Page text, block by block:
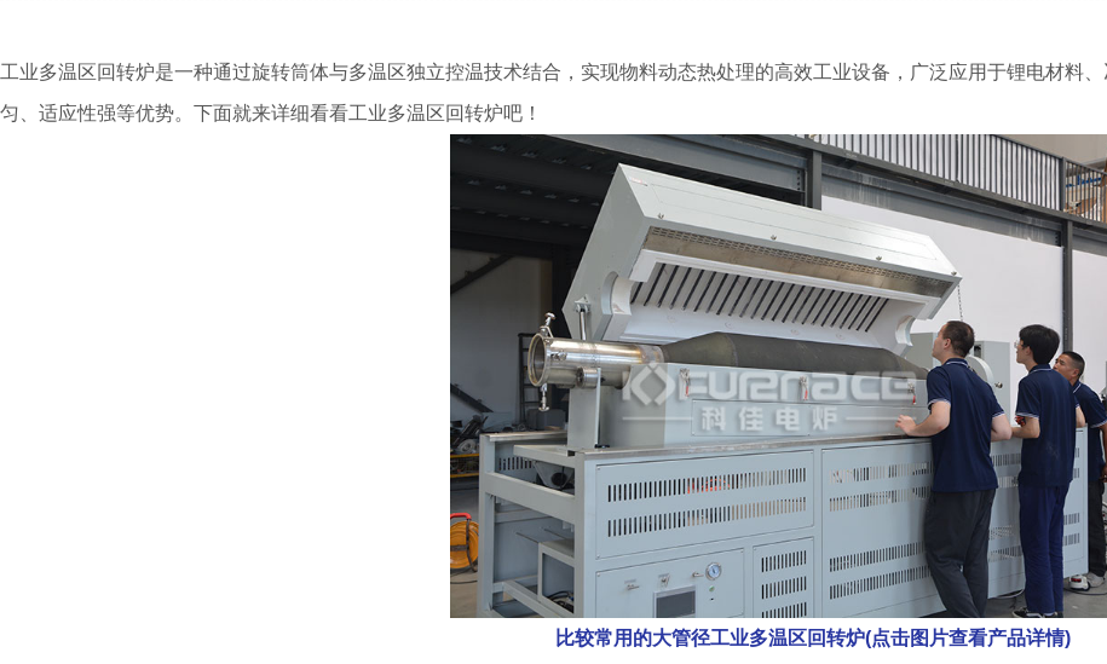
工业多温区回转炉是一种通过旋转筒体与多温区独立控温技术结合，实现物料动态热处理的高效工业设备，广泛应用于锂电材料
匀、适应性强等优势。下面就来详细看看工业多温区回转炉吧！
比较常用的大管径工业多温区回转炉(点击图片查看产品详情)